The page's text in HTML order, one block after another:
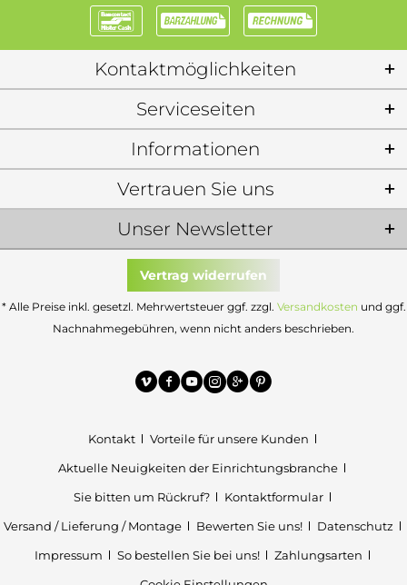
Kontaktmöglichkeiten
Serviceseiten
Informationen
Unser Newsletter
Vertrauen Sie uns
Vertrag widerrufen
* Alle Preise inkl. gesetzl. Mehrwertsteuer ggf. zzgl. Versandkosten und ggf.
Nachnahmegebühren, wenn nicht anders beschrieben.
Kontakt
Vorteile für unsere Kunden
Aktuelle Neuigkeiten der Einrichtungsbranche
Sie bitten um Rückruf?
Kontaktformular
Versand / Lieferung / Montage
Bewerten Sie uns!
Datenschutz
Impressum
So bestellen Sie bei uns!
Zahlungsarten